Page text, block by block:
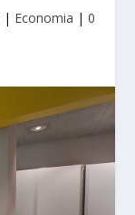
| Economia | 0